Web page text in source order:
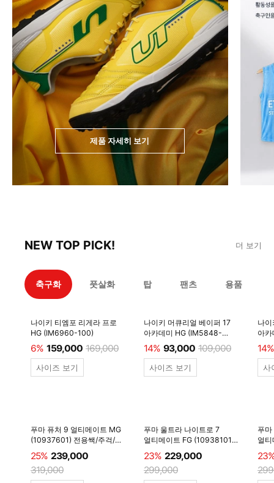
제품 자세히 보기
NEW TOP PICK! 더 보기
축구화 풋살화 탑 팬츠 용품
나이키 티엠포 리게라 프로
HG (IM6960-100)
6% 159,000 169,000
사이즈 보기
나이키 머큐리얼 베이퍼 17
아카데미 HG (IM5848-
600)
14% 93,000 109,000
사이즈 보기
나
아
14%
사
푸마 퓨처 9 얼티메이트 MG
(10937601) 전용쌕/주걱/
양말 #
25% 239,000
319,000
푸마 울트라 나이트로 7
얼티메이트 FG (10938101)
전용쌕/주걱/양말 #
23% 229,000
299,000
푸
얼
전